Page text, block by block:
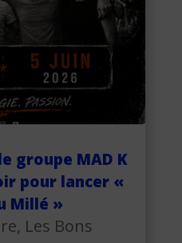
groupe MAD K
pour lancer «
Millé »
, Les Bons